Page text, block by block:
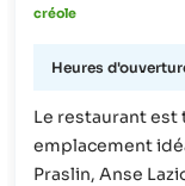
créole
Heures
Le restaurant est
emplacement
Praslin, Anse